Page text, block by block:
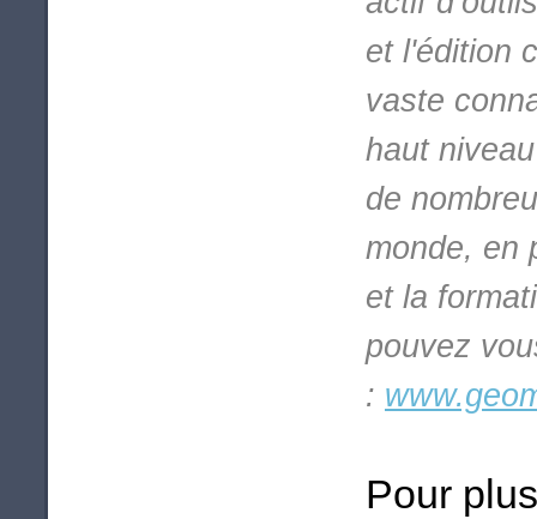
et l'édition
vaste
haut
de
monde, en
et la
pouvez
:
Pour